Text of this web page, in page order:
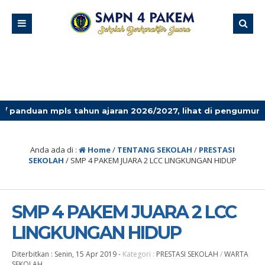
ajaran 2026/2027, lihat di pengumuman terbaru!
Anda ada di : Home/ TENTANG SEKOLAH / PRESTASI
SEKOLAH / SMP 4 PAKEM JUARA 2 LCC LINGKUNGAN HIDUP
SMP 4 PAKEM JUARA 2 LCC
LINGKUNGAN HIDUP
Diterbitkan : Senin, 15 Apr 2019- Kategori : PRESTASI SEKOLAH /WARTA